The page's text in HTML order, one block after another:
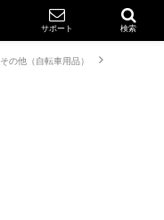
サポート 検索
その他（自転車用品）